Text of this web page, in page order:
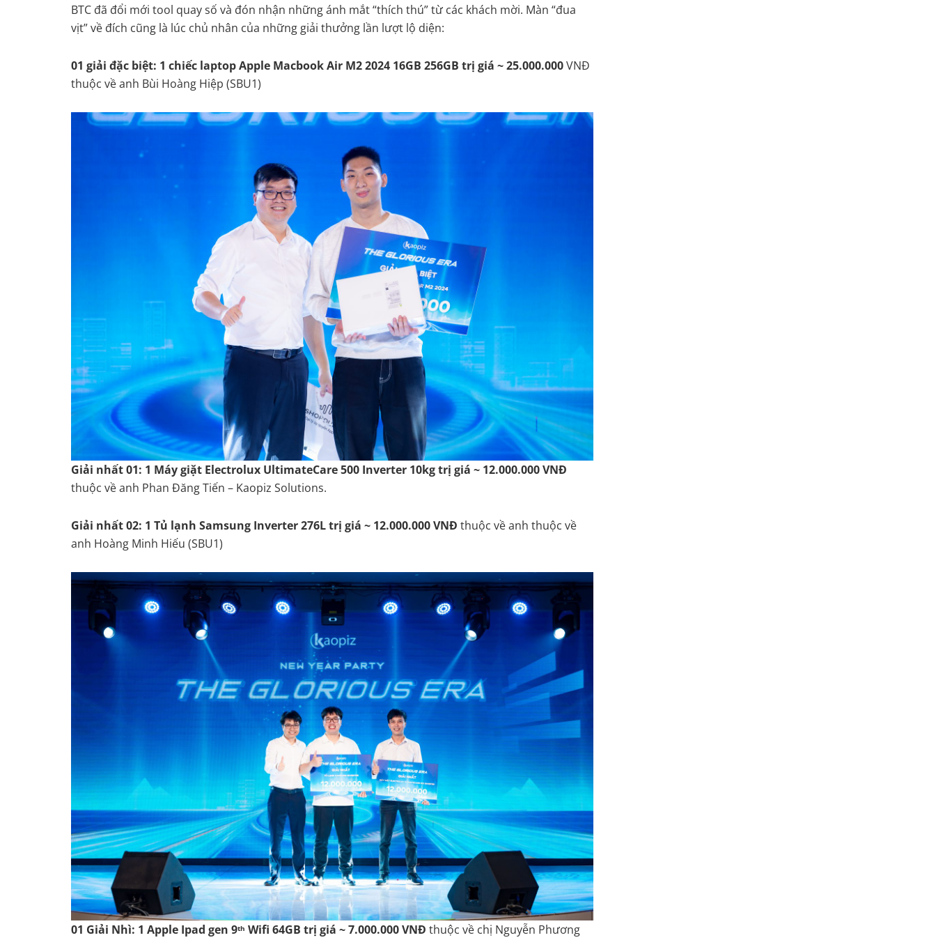
BTC đã đổi mới tool quay số và đón nhận những ánh mắt “thích thú” từ các khách mời. Màn “đua
vịt” về đích cũng là lúc chủ nhân của những giải thưởng lần lượt lộ diện:
01 giải đặc biệt: 1 chiếc laptop Apple Macbook Air M2 2024 16GB 256GB trị giá ~ 25.000.000VNĐ
thuộc về anh Bùi Hoàng Hiệp (SBU1)
Giải nhất 01: 1 Máy giặt Electrolux UltimateCare 500 Inverter 10kg trị giá ~ 12.000.000 VNĐ
thuộc về anh Phan Đăng Tiến – Kaopiz Solutions.
Giải nhất 02: 1 Tủ lạnh Samsung Inverter 276L trị giá ~ 12.000.000 VNĐ thuộc về anh thuộc về
anh Hoàng Minh Hiếu (SBU1)
01 Giải Nhì: 1 Apple Ipad gen 9th Wifi 64GB trị giá ~ 7.000.000 VNĐ thuộc về chị Nguyễn Phương